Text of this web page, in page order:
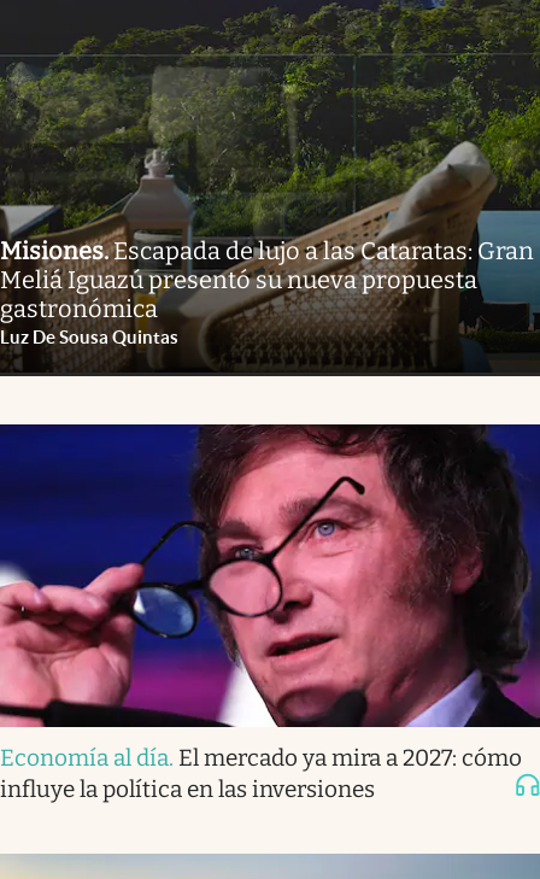
Misiones.Escapada de lujo a las Cataratas: Gran
Meliá Iguazú presentó su nueva propuesta
gastronómica
Luz De Sousa Quintas
Economía al día. El mercado ya mira a 2027: cómo
influye la política en las inversiones